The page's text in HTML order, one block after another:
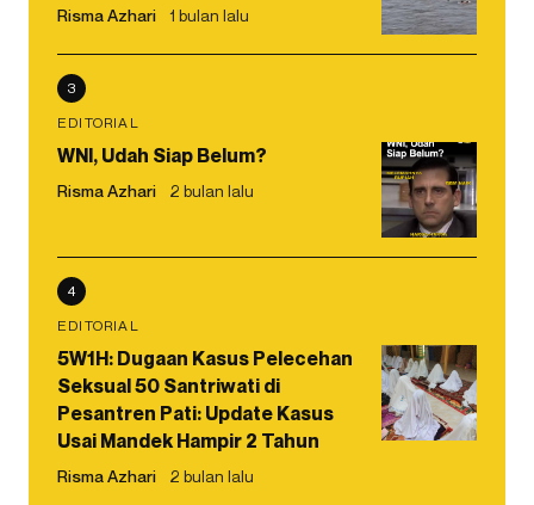
Risma Azhari 1 bulan lalu
3
EDITORIAL
WNI, Udah Siap Belum?
Risma Azhari 2 bulan lalu
4
EDITORIAL
5W1H: Dugaan Kasus Pelecehan
Seksual 50 Santriwati di
Pesantren Pati: Update Kasus
Usai Mandek Hampir 2 Tahun
Risma Azhari 2 bulan lalu